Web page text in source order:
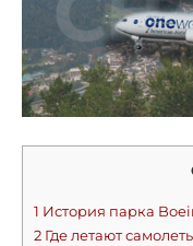
1 История парка
2 Где летают